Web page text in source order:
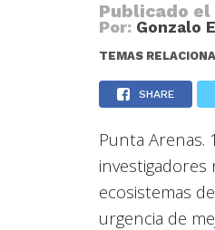
Publicado el
Por: Gonzalo
TEMAS
SHARE
Punta Arenas.
ecosistemas
urgencia de